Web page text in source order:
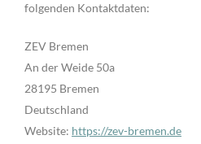
folgenden Kontaktdaten:
ZEV Bremen
An der Weide 50a
28195 Bremen
Deutschland
Website: https://zev-bremen.de